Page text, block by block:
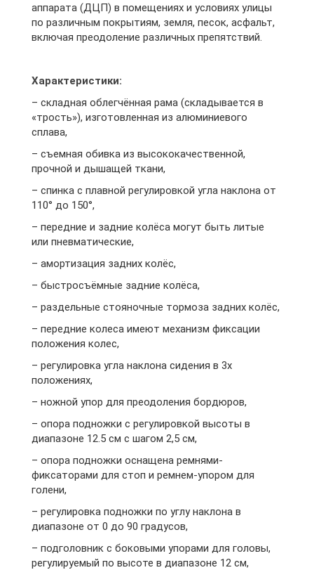
аппарата (ДЦП) в помещениях и условиях улицы
по различным покрытиям, земля, песок, асфальт,
включая преодоление различных препятствий.
Характеристики:
– складная облегчённая рама (складывается в
«трость»), изготовленная из алюминиевого
сплава,
– съемная обивка из высококачественной,
прочной и дышащей ткани,
– спинка с плавной регулировкой угла наклона от
110° до 150°,
– передние и задние колёса могут быть литые
или пневматические,
– амортизация задних колёс,
– быстросъёмные задние колёса,
– раздельные стояночные тормоза задних колёс,
– передние колеса имеют механизм фиксации
положения колес,
– регулировка угла наклона сидения в 3х
положениях,
– ножной упор для преодоления бордюров,
– опора подножки с регулировкой высоты в
диапазоне 12.5 см с шагом 2,5 см,
– опора подножки оснащена ремнями-
фиксаторами для стоп и ремнем-упором для
голени,
– регулировка подножки по углу наклона в
диапазоне от 0 до 90 градусов,
– подголовник с боковыми упорами для головы,
регулируемый по высоте в диапазоне 12 см,